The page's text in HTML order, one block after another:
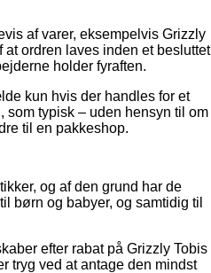
af varer, eksempelvis Grizzly
ordren laves inden et besluttet
holder fyraften.
kun hvis der handles for et
typisk – uden hensyn til om
til en pakkeshop.
og af den grund har de
børn og babyer, og samtidig til
efter rabat på Grizzly Tobis
tryg ved at antage den mindst